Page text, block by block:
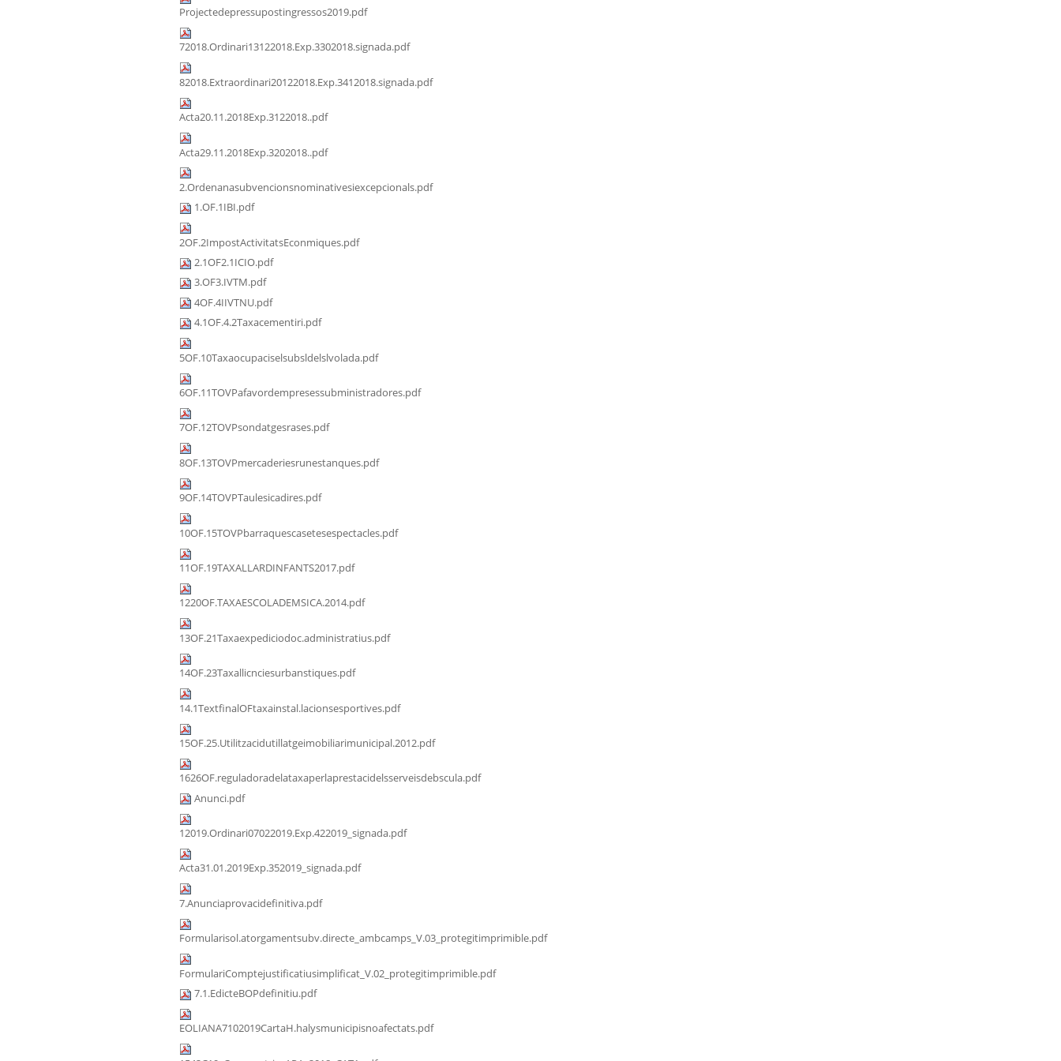
Projectedepressupostingressos2019.pdf
72018.Ordinari13122018.Exp.3302018.signada.pdf
82018.Extraordinari20122018.Exp.3412018.signada.pdf
Acta20.11.2018Exp.3122018..pdf
Acta29.11.2018Exp.3202018..pdf
2.Ordenanasubvencionsnominativesiexcepcionals.pdf
1.OF.1IBI.pdf
2OF.2ImpostActivitatsEconmiques.pdf
2.1OF2.1ICIO.pdf
3.OF3.IVTM.pdf
4OF.4IIVTNU.pdf
4.1OF.4.2Taxacementiri.pdf
5OF.10Taxaocupaciselsubsldelslvolada.pdf
6OF.11TOVPafavordempresessubministradores.pdf
7OF.12TOVPsondatgesrases.pdf
8OF.13TOVPmercaderiesrunestanques.pdf
9OF.14TOVPTaulesicadires.pdf
10OF.15TOVPbarraquescasetesespectacles.pdf
11OF.19TAXALLARDINFANTS2017.pdf
1220OF.TAXAESCOLADEMSICA.2014.pdf
13OF.21Taxaexpediciodoc.administratius.pdf
14OF.23Taxallicnciesurbanstiques.pdf
14.1TextfinalOFtaxainstal.lacionsesportives.pdf
15OF.25.Utilitzacidutillatgeimobiliarimunicipal.2012.pdf
1626OF.reguladoradelataxaperlaprestacidelsserveisdebscula.pdf
Anunci.pdf
12019.Ordinari07022019.Exp.422019_signada.pdf
Acta31.01.2019Exp.352019_signada.pdf
7.Anunciaprovacidefinitiva.pdf
Formularisol.atorgamentsubv.directe_ambcamps_V.03_protegitimprimible.pdf
FormulariComptejustificatiusimplificat_V.02_protegitimprimible.pdf
7.1.EdicteBOPdefinitiu.pdf
EOLIANA7102019CartaH.halysmunicipisnoafectats.pdf